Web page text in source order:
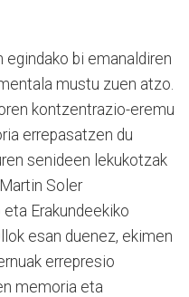
egindako bi emanaldiren
mustu zuen atzo.
kontzentrazio-eremu
errepasatzen du
senideen lekukotzak
Soler
Erakundeekiko
esan duenez, ekimen
errepresio
memoria eta